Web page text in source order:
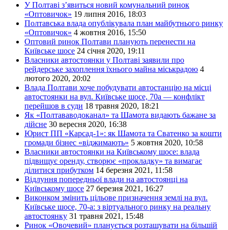
У Полтаві з’явиться новий комунальний ринок
«Оптовичок» 19 липня 2016, 18:03
Полтавська влада опублікувала план майбутнього ринку
«Оптовичок» 4 жовтня 2016, 15:50
Оптовий ринок Полтави планують перенести на
Київське шосе 24 січня 2020, 19:11
Власники автостоянки у Полтаві заявили про
рейдерське захоплення їхнього майна міськрадою 4
лютого 2020, 20:02
Влада Полтави хоче побудувати автостанцію на місці
автостоянки на вул. Київське шосе, 70а — конфлікт
перейшов в суди 18 травня 2020, 18:21
Як «Полтававодоканал» та Шамота видають бажане за
дійсне 30 вересня 2020, 16:38
Юрист ПП «Карсад-1»: як Шамота та Сватенко за кошти
громади бізнес «віджимають» 5 жовтня 2020, 10:58
Власники автостоянки на Київському шосе: влада
підвищує оренду, створює «прокладку» та вимагає
ділитися прибутком 14 березня 2021, 11:58
Відлуння попередньої влади на автостоянці на
Київському шосе 27 березня 2021, 16:27
Виконком змінить цільове призначення землі на вул.
Київське шосе, 70-а: з віртуального ринку на реальну
автостоянку 31 травня 2021, 15:48
Ринок «Овочевий» планується розташувати на більшій